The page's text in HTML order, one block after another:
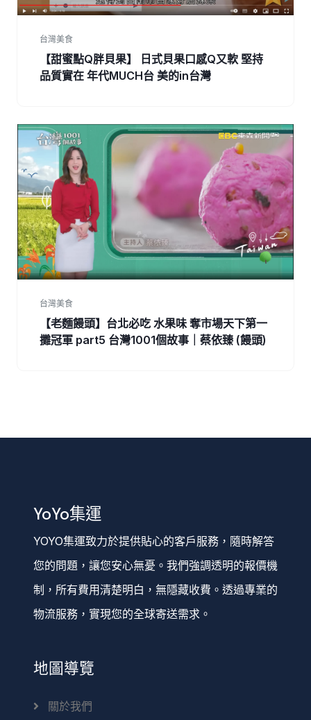
台灣美食
【甜蜜點Q胖貝果】 日式貝果口感Q又軟 堅持
品質實在 年代MUCH台 美的in台灣
台灣美食
【老麵饅頭】台北必吃 水果味 奪市場天下第一
攤冠軍 part5 台灣1001個故事｜蔡依臻 (饅頭)
YoYo集運
YOYO集運致力於提供貼心的客戶服務，隨時解答
您的問題，讓您安心無憂。我們強調透明的報價機
制，所有費用清楚明白，無隱藏收費。透過專業的
物流服務，實現您的全球寄送需求。
地圖導覽
關於我們